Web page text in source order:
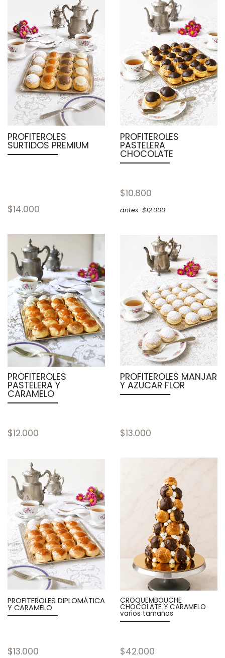
PROFITEROLES
SURTIDOS PREMIUM
$14.000
PROFITEROLES
PASTELERA
CHOCOLATE
$10.800
antes: $12.000
PROFITEROLES
PASTELERA Y
CARAMELO
$12.000
PROFITEROLES MANJAR
Y AZUCAR FLOR
$13.000
PROFITEROLES DIPLOMÁTICA
Y CARAMELO
$13.000
CROQUEMBOUCHE
CHOCOLATE Y CARAMELO
varios tamaños
$42.000